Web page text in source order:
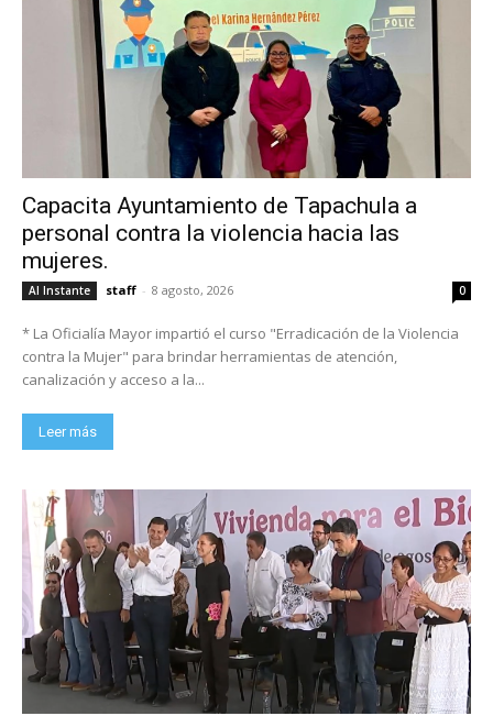
Capacita Ayuntamiento de Tapachula a
personal contra la violencia hacia las
mujeres.
Al Instante staff - 8 agosto, 2026 0
* La Oficialía Mayor impartió el curso "Erradicación de la Violencia
contra la Mujer" para brindar herramientas de atención,
canalización y acceso a la...
Leer más